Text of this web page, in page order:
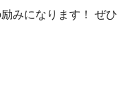
みになります！ ぜひ